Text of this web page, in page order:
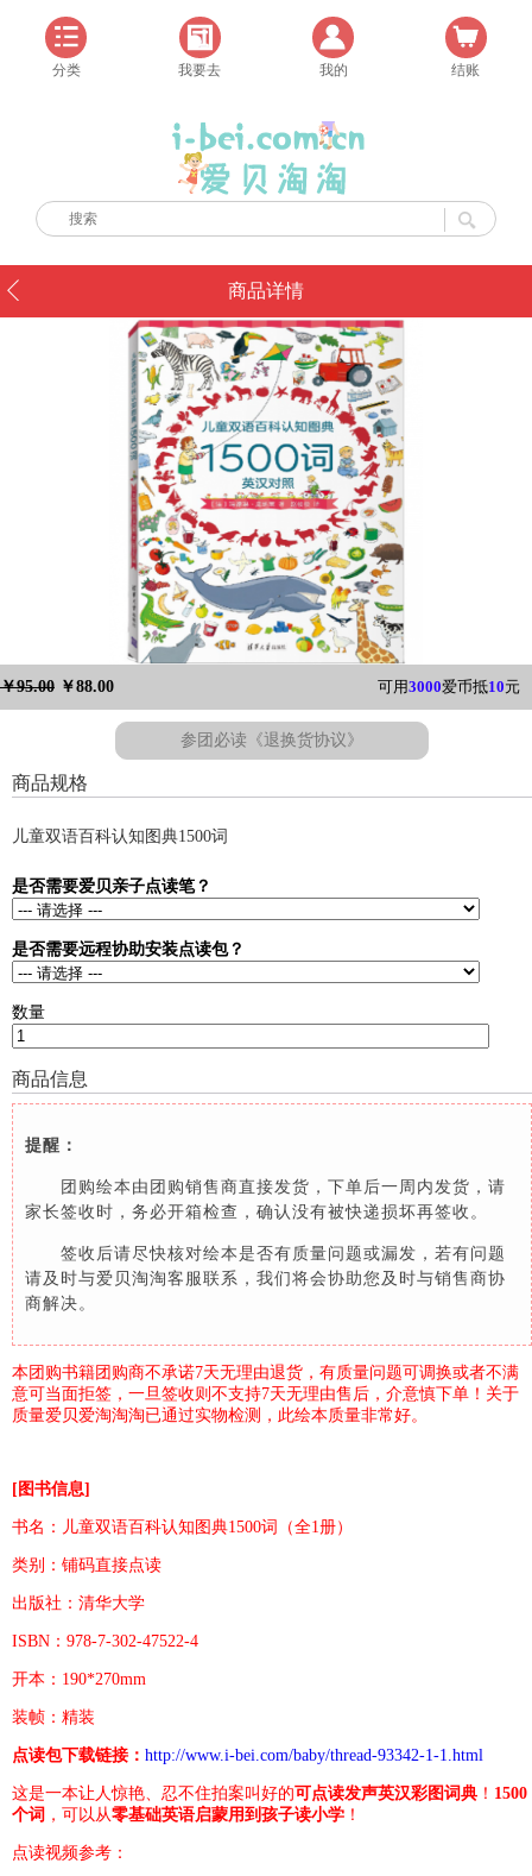
分类 我要去 我的 结账
商品详情
￥95.00 ￥88.00 可用3000爱币抵10元
参团必读《退换货协议》
商品规格
儿童双语百科认知图典1500词
是否需要爱贝亲子点读笔？
是否需要远程协助安装点读包？
数量
商品信息
提醒：
团购绘本由团购销售商直接发货，下单后一周内发货，请
家长签收时，务必开箱检查，确认没有被快递损坏再签收。
签收后请尽快核对绘本是否有质量问题或漏发，若有问题
请及时与爱贝淘淘客服联系，我们将会协助您及时与销售商协
商解决。
本团购书籍团购商不承诺7天无理由退货，有质量问题可调换或者不满
意可当面拒签，一旦签收则不支持7天无理由售后，介意慎下单！关于
质量爱贝爱淘淘淘已通过实物检测，此绘本质量非常好。
[图书信息]
书名：儿童双语百科认知图典1500词（全1册）
类别：铺码直接点读
出版社：清华大学
ISBN：978-7-302-47522-4
开本：190*270mm
装帧：精装
点读包下载链接： http://www.i-bei.com/baby/thread-93342-1-1.html
这是一本让人惊艳、忍不住拍案叫好的可点读发声英汉彩图词典 ！ 1500
个词 ，可以从零基础英语启蒙用到孩子读小学 ！
点读视频参考：